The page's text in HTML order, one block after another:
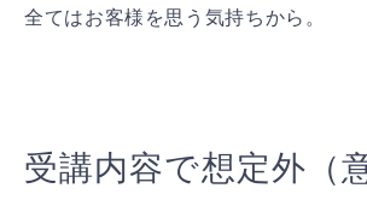
全てはお客様を思う気持ちから。
受講内容で想定外（